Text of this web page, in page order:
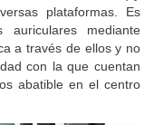
está en marcha) y
plataformas. Es
mediante
a través de ellos y no
con la que cuentan
abatible en el centro